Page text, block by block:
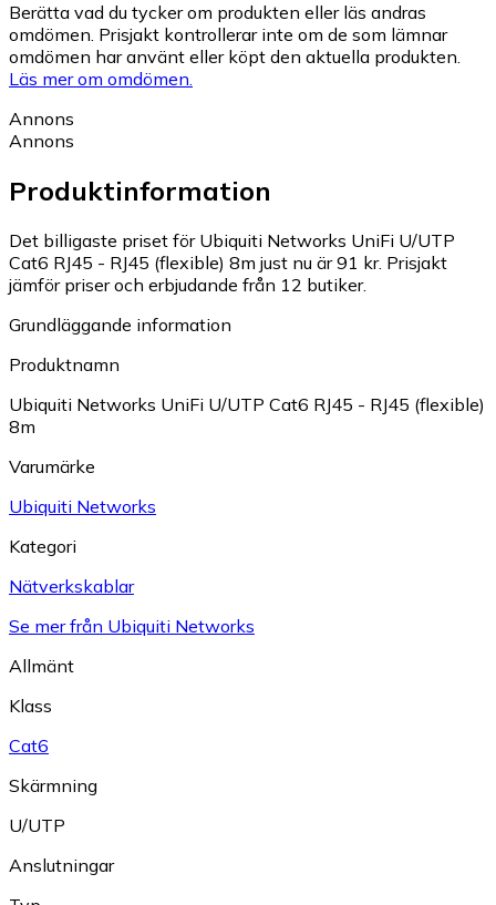
Berätta vad du tycker om produkten eller läs andras
omdömen. Prisjakt kontrollerar inte om de som lämnar
omdömen har använt eller köpt den aktuella produkten.
Läs mer om omdömen.
Annons
Annons
Produktinformation
Det billigaste priset för Ubiquiti Networks UniFi U/UTP
Cat6 RJ45 - RJ45 (flexible) 8m just nu är 91 kr. Prisjakt
jämför priser och erbjudande från 12 butiker.
Grundläggande information
Produktnamn
Ubiquiti Networks UniFi U/UTP Cat6 RJ45 - RJ45 (flexible)
8m
Varumärke
Ubiquiti Networks
Kategori
Nätverkskablar
Se mer från Ubiquiti Networks
Allmänt
Klass
Cat6
Skärmning
U/UTP
Anslutningar